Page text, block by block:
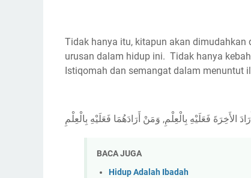
Tidak hanya itu, kitapun akan
urusan dalam hidup ini. Tidak hanya
Istiqomah dan semangat dalam menuntut
الأَخِرَةَ فَعَلَيْهِ بِالْعِلْمِ, وَمَنْ أَرَادَهُمَا فَعَلَيْهِ بِالْعِلْمِ
BACA JUGA
Hidup Adalah Ibadah